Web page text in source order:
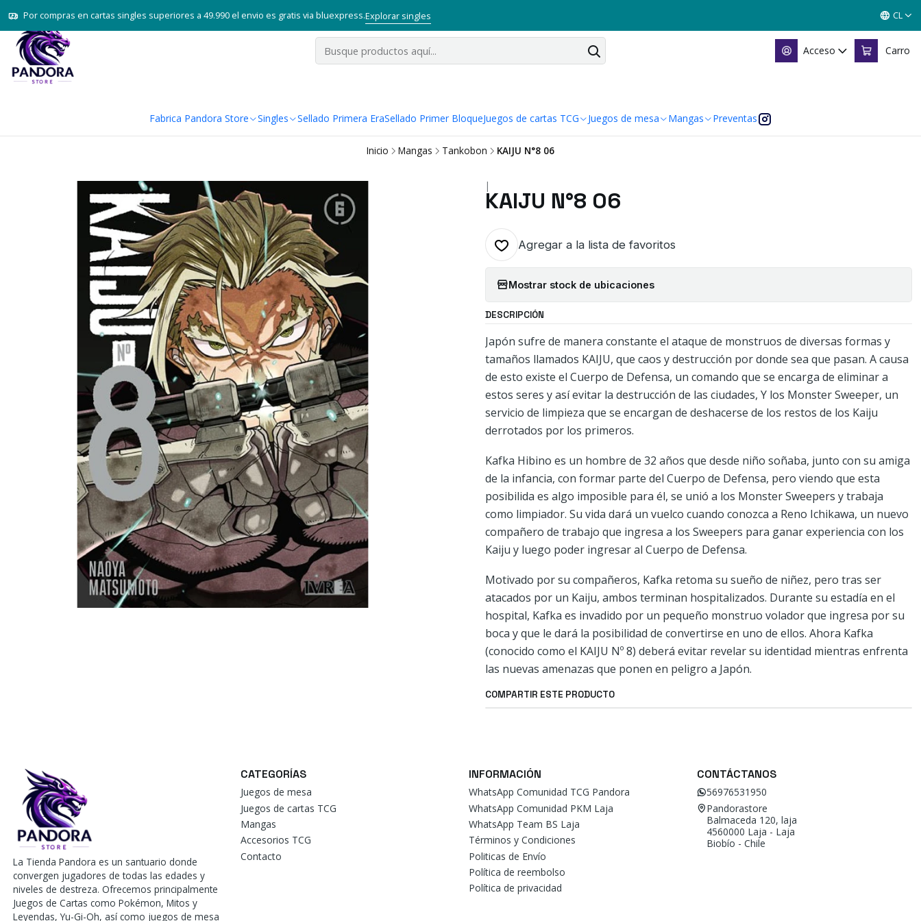
Acceso Carro
Fabrica Pandora Store Singles Sellado Primera EraSellado Primer BloqueJuegos de cartas TCG Juegos de mesa Mangas Preventas
Por compras en cartas singles superiores a 49.990 el envio es gratis via bluexpress.Explorar singles CL
Inicio Mangas Tankobon KAIJU N°8 06
|
KAIJU N°8 06
Agregar a la lista de favoritos
Mostrar stock de ubicaciones
DESCRIPCIÓN
Japón sufre de manera constante el ataque de monstruos de diversas formas y
tamaños llamados KAIJU, que caos y destrucción por donde sea que pasan. A causa
de esto existe el Cuerpo de Defensa, un comando que se encarga de eliminar a
estos seres y así evitar la destrucción de las ciudades, Y los Monster Sweeper, un
servicio de limpieza que se encargan de deshacerse de los restos de los Kaiju
derrotados por los primeros.
Kafka Hibino es un hombre de 32 años que desde niño soñaba, junto con su amiga
de la infancia, con formar parte del Cuerpo de Defensa, pero viendo que esta
posibilida es algo imposible para él, se unió a los Monster Sweepers y trabaja
como limpiador. Su vida dará un vuelco cuando conozca a Reno Ichikawa, un nuevo
compañero de trabajo que ingresa a los Sweepers para ganar experiencia con los
Kaiju y luego poder ingresar al Cuerpo de Defensa.
Motivado por su compañeros, Kafka retoma su sueño de niñez, pero tras ser
atacados por un Kaiju, ambos terminan hospitalizados. Durante su estadía en el
hospital, Kafka es invadido por un pequeño monstruo volador que ingresa por su
boca y que le dará la posibilidad de convertirse en uno de ellos. Ahora Kafka
(conocido como el KAIJU Nº 8) deberá evitar revelar su identidad mientras enfrenta
las nuevas amenazas que ponen en peligro a Japón.
COMPARTIR ESTE PRODUCTO
La Tienda Pandora es un santuario donde
convergen jugadores de todas las edades y
niveles de destreza. Ofrecemos principalmente
Juegos de Cartas como Pokémon, Mitos y
Leyendas, Yu-Gi-Oh, así como juegos de mesa
CATEGORÍAS
Juegos de mesa
Juegos de cartas TCG
Mangas
Accesorios TCG
Contacto
INFORMACIÓN
WhatsApp Comunidad TCG Pandora
WhatsApp Comunidad PKM Laja
WhatsApp Team BS Laja
Términos y Condiciones
Politicas de Envío
Política de reembolso
Política de privacidad
CONTÁCTANOS
56976531950
Pandorastore
Balmaceda 120, laja
4560000 Laja - Laja
Biobío - Chile